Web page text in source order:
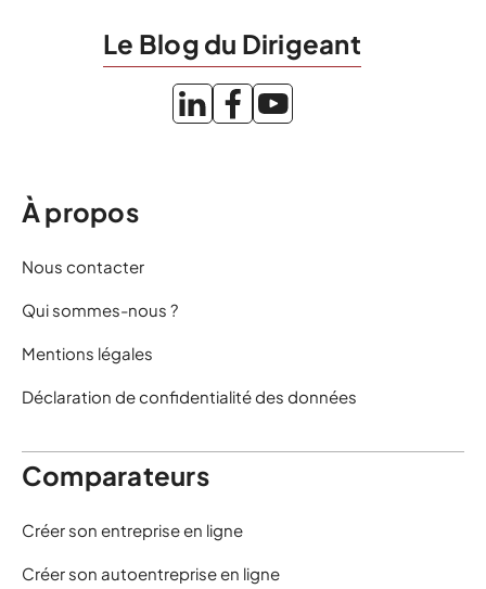
Le Blog du Dirigeant
À propos
Nous contacter
Qui sommes-nous ?
Mentions légales
Déclaration de confidentialité des données
Comparateurs
Créer son entreprise en ligne
Créer son autoentreprise en ligne